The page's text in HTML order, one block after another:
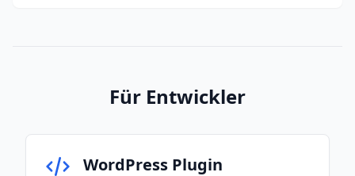
Für Entwickler
WordPress Plugin